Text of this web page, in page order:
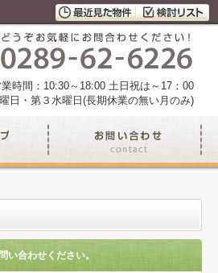
時間：10:30～18:00 土日祝は～17：00
日・第３水曜日(長期休業の無い月のみ)
い合わせください。